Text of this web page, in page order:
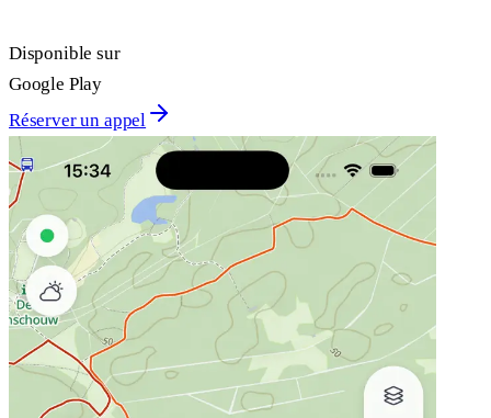
Disponible sur
Google Play
Réserver un appel